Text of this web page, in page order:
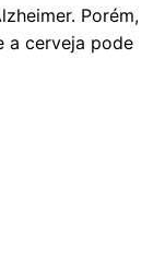
Porém,
a cerveja pode